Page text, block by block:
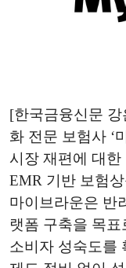
[한국금융신문
화 전문 보험사 ‘
시장 재편에 대
EMR 기반 보험
마이브라운은 반
랫폼 구축을 목
소비자 성숙도를